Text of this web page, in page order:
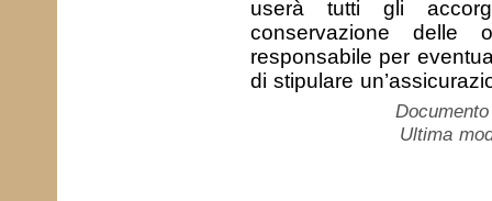
userà tutti gli
conservazione
responsabile per
di stipulare
Ultima